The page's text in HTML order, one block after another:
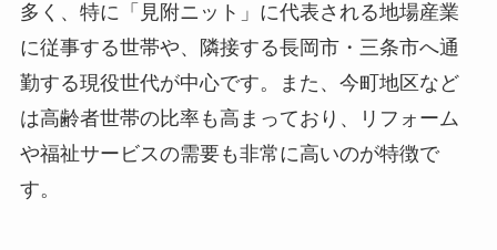
多く、特に「見附ニット」に代表される地場産業
に従事する世帯や、隣接する長岡市・三条市へ通
勤する現役世代が中心です。また、今町地区など
は高齢者世帯の比率も高まっており、リフォーム
や福祉サービスの需要も非常に高いのが特徴で
す。